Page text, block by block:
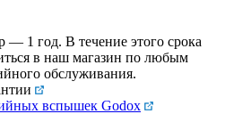
— 1 год. В течение этого срока
в наш магазин по любым
обслуживания.
вспышек Godox